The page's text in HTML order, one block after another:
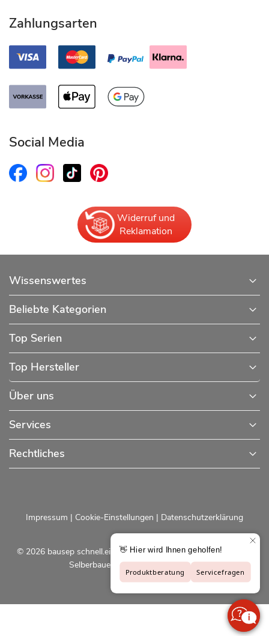
Zahlungsarten
Social Media
Widerruf und
Reklamation
Wissenswertes
Beliebte Kategorien
Top Serien
Top Hersteller
Über uns
Services
Rechtliches
© 2026 bausep schnell.einfach.preiswert - Baustoffe online für
Selberbauer und Profis |bausep.de
Impressum | Cookie-Einstellungen | Datenschutzerklärung